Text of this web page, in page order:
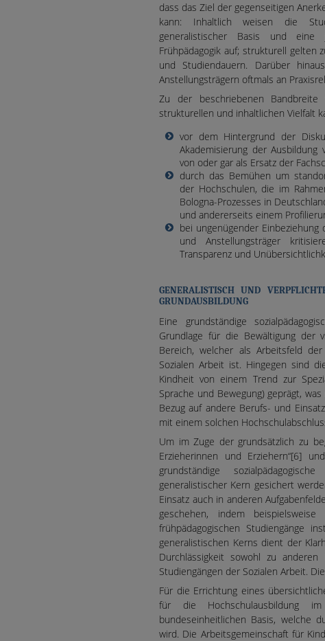
dass das Ziel der gegenseitigen
kann: Inhaltlich weisen die
generalistischer Basis und eine
Frühpädagogik auf; strukturell gelten
und Studiendauern. Darüber
Anstellungsträgern oftmals an
Zu der beschriebenen
strukturellen und inhaltlichen Vielfalt
vor dem Hintergrund der
Akademisierung der Ausbildung
von oder gar als Ersatz der
durch das Bemühen um
der Hochschulen, die im
Bologna-Prozesses in
und andererseits einem
bei ungenügender
und Anstellungsträger
Transparenz und
GENERALISTISCH UND
GRUNDAUSBILDUNG
Eine grundständige
Grundlage für die Bewältigung der
Bereich, welcher als Arbeitsfeld
Sozialen Arbeit ist. Hingegen sind
Kindheit von einem Trend zur
Sprache und Bewegung) geprägt,
Bezug auf andere Berufs- und
mit einem solchen
Um im Zuge der grundsätzlich zu
Erzieherinnen und Erziehern“[6]
grundständige
generalistischer Kern gesichert
Einsatz auch in anderen
geschehen, indem
frühpädagogischen Studiengänge
generalistischen Kerns dient der
Durchlässigkeit sowohl zu anderen
Studiengängen der Sozialen Arbeit.
Für die Errichtung eines
für die Hochschulausbildung
bundeseinheitlichen Basis, welche
wird. Die Arbeitsgemeinschaft für